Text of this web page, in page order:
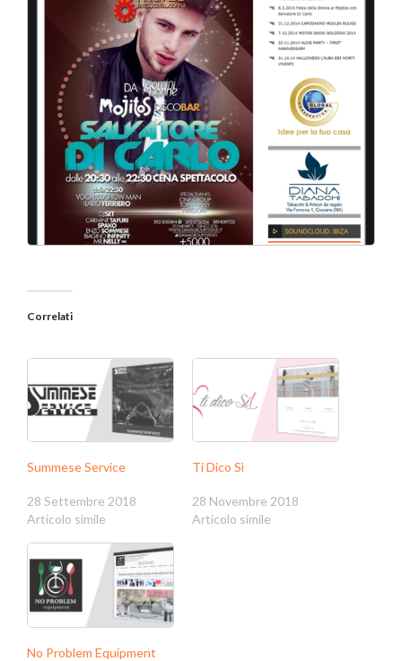
Correlati
Summese Service
28 Settembre 2018
Articolo simile
Ti Dico Sì
28 Novembre 2018
Articolo simile
No Problem Equipment